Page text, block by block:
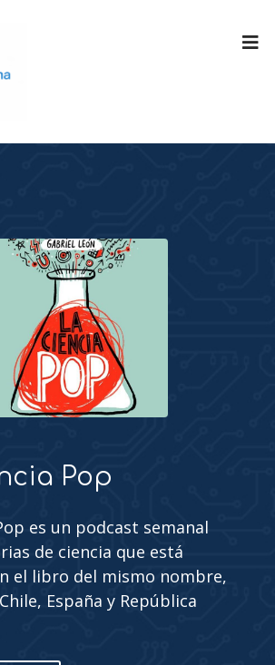
Pop
es un podcast semanal
de ciencia que está
el libro del mismo nombre,
España y República